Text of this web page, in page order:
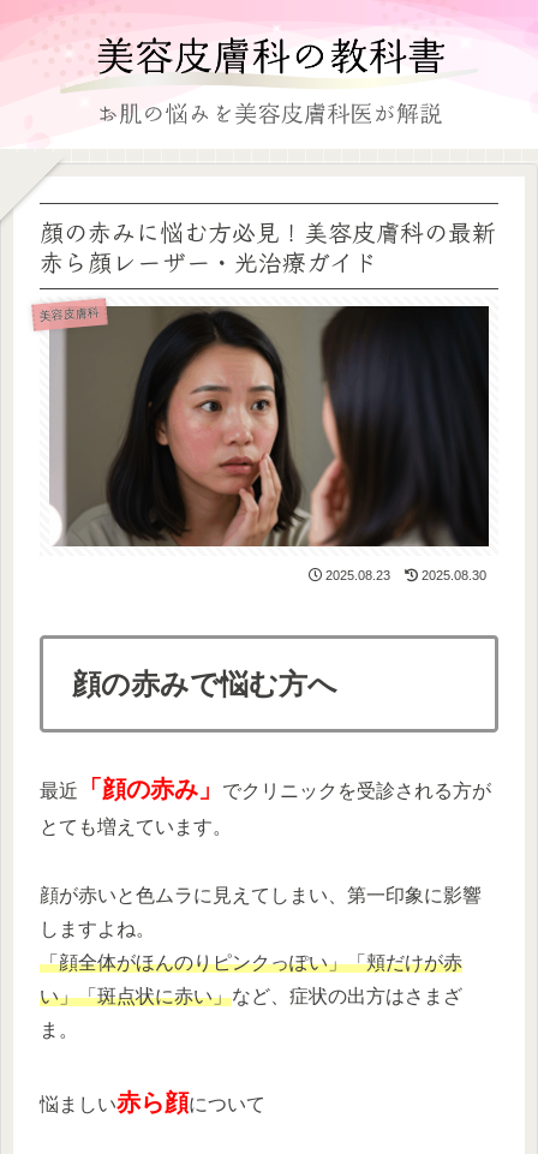
顔の赤みに悩む方必見！美容皮膚科の最新
赤ら顔レーザー・光治療ガイド
美容皮膚科
2025.08.23 2025.08.30
顔の赤みで悩む方へ
最近 「顔の赤み」
でクリニックを受診される方が
とても増えています。
顔が赤いと色ムラに見えてしまい、第一印象に影響
しますよね。
「顔全体がほんのりピンクっぽい」「頬だけが赤
い」「斑点状に赤い」など、症状の出方はさまざ
ま。
悩ましい赤ら顔について